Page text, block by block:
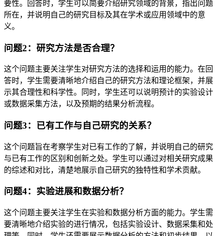
要性。回答时，学生可以简要介绍研究领域的背景，指出问题
所在，并说明自己的研究目标及其在学术或应用领域中的意
义。
问题2：研究方法是否合理？
这个问题主要关注学生对研究方法的选择和运用的能力。在回
答时，学生需要清晰地介绍自己的研究方法和理论框架，并展
示其合理性和科学性。同时，学生还可以说明预计的实验设计
或数据采集方法，以及预期的结果分析流程。
问题3：已有工作与自己研究的关系？
这个问题旨在考察学生对已有工作的了解，并说明自己的研究
与已有工作的区别和创新之处。学生可以通过对相关研究成果
的综述和对比，清楚地展示自己研究的独特性和学术贡献。
问题4：实验进展和数据分析？
这个问题主要关注学生在实验和数据分析方面的能力。学生需
要清晰地介绍实验的进行情况，包括实验设计、数据采集和处